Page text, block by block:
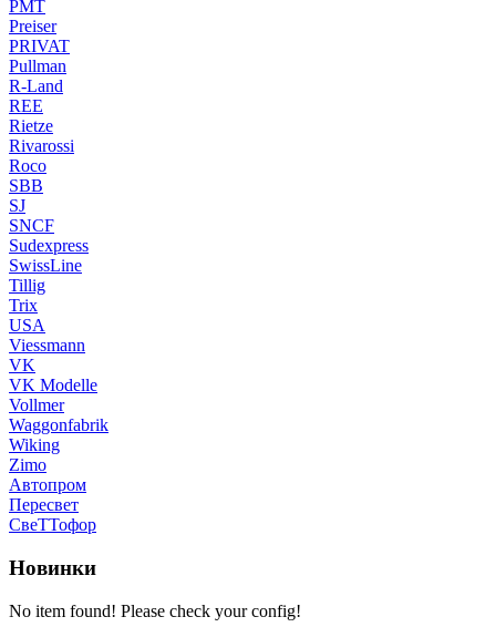
PMT
Preiser
PRIVAT
Pullman
R-Land
REE
Rietze
Rivarossi
Roco
SBB
SJ
SNCF
Sudexpress
SwissLine
Tillig
Trix
USA
Viessmann
VK
VK Modelle
Vollmer
Waggonfabrik
Wiking
Zimo
Автопром
Пересвет
СвеТТофор
Новинки
No item found! Please check your config!